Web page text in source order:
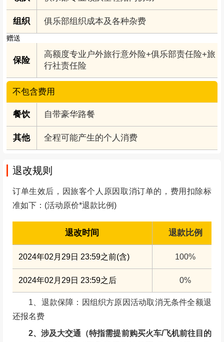
组织 俱乐部组织成本及各种杂费
赠送
保险
高额度专业户外旅行意外险+俱乐部责任险+旅
行社责任险
不包含费用
餐饮 自带豪华路餐
其他 全程可能产生的个人消费
退改规则
订单生效后，因旅客个人原因取消订单的，费用扣除标
准如下：(活动原价*退款比例)
退改时间 退款比例
2024年02月29日 23:59之前(含) 100%
2024年02月29日 23:59之后 0%
1、退款保障：因组织方原因活动取消无条件全额退
还报名费
2、涉及大交通（特指需提前购买火车/飞机前往目的